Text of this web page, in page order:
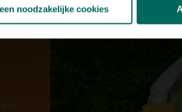
noodzakelijke cookies